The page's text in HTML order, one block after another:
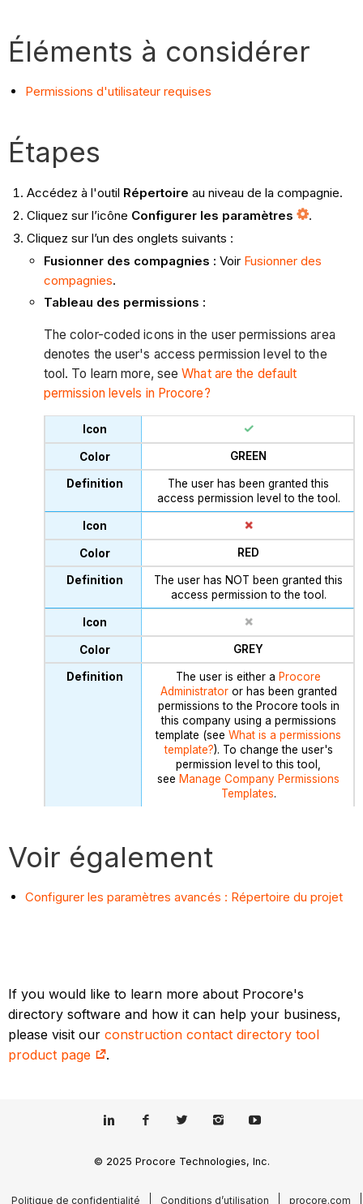
Éléments à considérer
Permissions d'utilisateur requises
Étapes
Accédez à l'outil Répertoire au niveau de la compagnie.
Cliquez sur l’icône Configurer les paramètres
.
Cliquez sur l’un des onglets suivants :
Fusionner des compagnies : Voir Fusionner des
compagnies.
Tableau des permissions :
The color-coded icons in the user permissions area
denotes the user's access permission level to the
tool. To learn more, seeWhat are the default
permission levels in Procore?
GREEN
The user has been granted this
access permission level to the tool.
RED
The user has NOT been granted this
access permission to the tool.
GREY
The user is either a Procore
Administratoror has been granted
permissions to the Procore tools in
this company using a permissions
template (seeWhat is a permissions
template?). To change the user's
permission level to this tool,
see Manage Company Permissions
Templates.
Voir également
Configurer les paramètres avancés : Répertoire du projet
If you would like to learn more about Procore's
directory software and how it can help your business,
please visit ourconstruction contact directory tool
product page
.
© 2025 Procore Technologies, Inc.
Politique de confidentialité Conditions d’utilisation procore.com